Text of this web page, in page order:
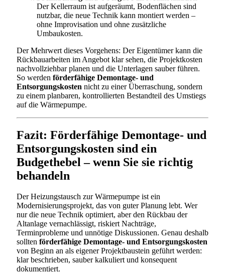
Der Kellerraum ist aufgeräumt, Bodenflächen sind
nutzbar, die neue Technik kann montiert werden –
ohne Improvisation und ohne zusätzliche
Umbaukosten.
Der Mehrwert dieses Vorgehens: Der Eigentümer kann die
Rückbauarbeiten im Angebot klar sehen, die Projektkosten
nachvollziehbar planen und die Unterlagen sauber führen.
So werden förderfähige Demontage- und
Entsorgungskosten nicht zu einer Überraschung, sondern
zu einem planbaren, kontrollierten Bestandteil des Umstiegs
auf die Wärmepumpe.
Fazit: Förderfähige Demontage- und
Entsorgungskosten sind ein
Budgethebel – wenn Sie sie richtig
behandeln
Der Heizungstausch zur Wärmepumpe ist ein
Modernisierungsprojekt, das von guter Planung lebt. Wer
nur die neue Technik optimiert, aber den Rückbau der
Altanlage vernachlässigt, riskiert Nachträge,
Terminprobleme und unnötige Diskussionen. Genau deshalb
sollten förderfähige Demontage- und Entsorgungskosten
von Beginn an als eigener Projektbaustein geführt werden:
klar beschrieben, sauber kalkuliert und konsequent
dokumentiert.